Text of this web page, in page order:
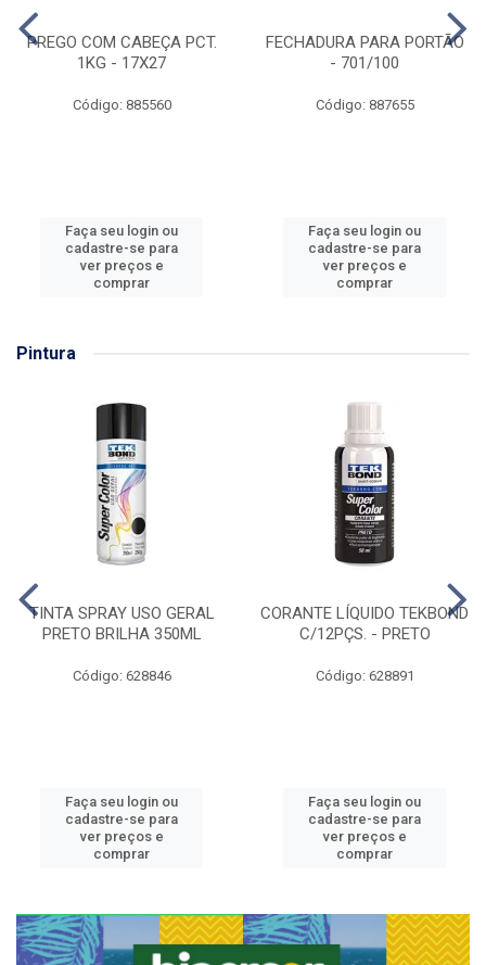
PREGO COM CABEÇA PCT.
1KG - 17X27
Código: 885560
Faça seu login ou
cadastre-se para
ver preços e
comprar
FECHADURA PARA PORTÃO
- 701/100
Código: 887655
Faça seu login ou
cadastre-se para
ver preços e
comprar
Pintura
TINTA SPRAY USO GERAL
PRETO BRILHA 350ML
Código: 628846
Faça seu login ou
cadastre-se para
ver preços e
comprar
CORANTE LÍQUIDO TEKBOND
C/12PÇS. - PRETO
Código: 628891
Faça seu login ou
cadastre-se para
ver preços e
comprar